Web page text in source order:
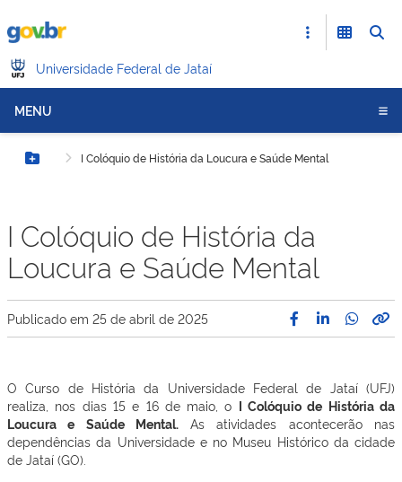
Universidade Federal de Jataí
MENU
Botão MenuI Colóquio de História da Loucura e Saúde Mental
I Colóquio de História da
Loucura e Saúde Mental
Publicado em 25 de abril de 2025
O Curso de História da Universidade Federal de Jataí (UFJ)
realiza, nos dias 15 e 16 de maio, o I Colóquio de História da
Loucura e Saúde Mental.As atividades acontecerão nas
dependências da Universidade e no Museu Histórico da cidade
de Jataí (GO).